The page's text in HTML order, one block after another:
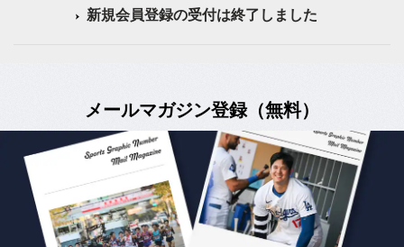
新規会員登録の受付は終了しました
メールマガジン登録（無料）